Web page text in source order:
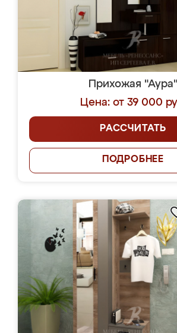
Прихожая "Аура"
Цена: от 39 000
РАССЧИТАТЬ
ПОДРОБНЕЕ